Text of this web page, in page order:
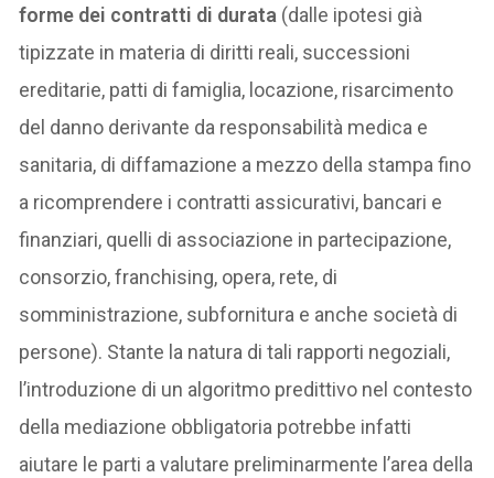
forme dei contratti di durata (dalle ipotesi già
tipizzate in materia di diritti reali, successioni
ereditarie, patti di famiglia, locazione, risarcimento
del danno derivante da responsabilità medica e
sanitaria, di diffamazione a mezzo della stampa fino
a ricomprendere i contratti assicurativi, bancari e
finanziari, quelli di associazione in partecipazione,
consorzio, franchising, opera, rete, di
somministrazione, subfornitura e anche società di
persone). Stante la natura di tali rapporti negoziali,
l’introduzione di un algoritmo predittivo nel contesto
della mediazione obbligatoria potrebbe infatti
aiutare le parti a valutare preliminarmente l’area della